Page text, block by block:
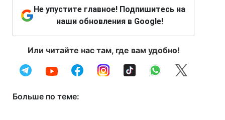
Не упустите главное! Подпишитесь на
наши обновления в Google!
Или читайте нас там, где вам удобно!
Больше по теме: